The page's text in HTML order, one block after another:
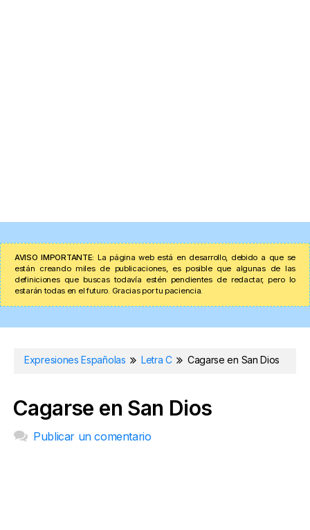
AVISO IMPORTANTE: La página web está en desarrollo, debido a que se
están creando miles de publicaciones, es posible que algunas de las
definiciones que buscas todavía estén pendientes de redactar, pero lo
estarán todas en el futuro. Gracias por tu paciencia.
Expresiones Españolas Letra C Cagarse en San Dios
Cagarse en San Dios
Publicar un comentario